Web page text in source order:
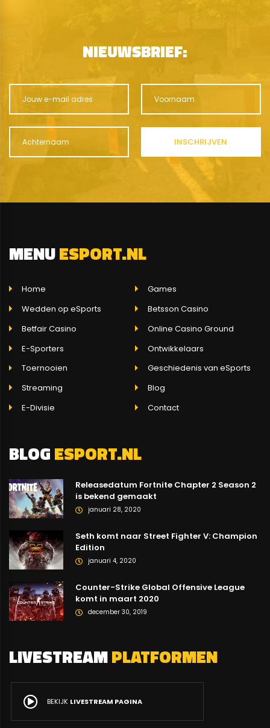
NIEUWSBRIEF:
MENUESPORT.NL
Home
Games
Wedden op eSports
Betsson Casino
Betfair Casino
Online Casino Ground
E-Sporters
Ontwikkelaars
Toernooien
Geschiedenis van eSports
Streaming
Blog
E-Divisie
Contact
BLOGESPORT.NL
Releasedatum Fortnite Chapter 2 Season 2
is bekend gemaakt
januari 28, 2020
Seth komt naar Street Fighter V: Champion
Edition
januari 4, 2020
Counter-Strike Global Offensive League
komt in maart 2020
december 30, 2019
LIVESTREAMPLATFORMEN
BEKIJK LIVESTREAM PAGINA